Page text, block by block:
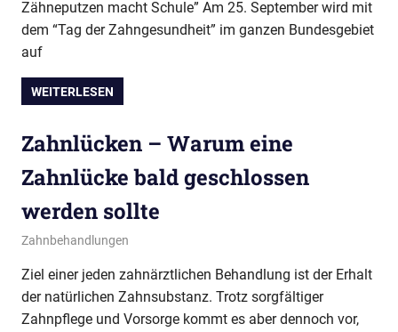
Zähneputzen macht Schule” Am 25. September wird mit
dem “Tag der Zahngesundheit” im ganzen Bundesgebiet
auf
WEITERLESEN
Zahnlücken – Warum eine
Zahnlücke bald geschlossen
werden sollte
30. Juli 2013
conamed
Zahnbehandlungen
Ziel einer jeden zahnärztlichen Behandlung ist der Erhalt
der natürlichen Zahnsubstanz. Trotz sorgfältiger
Zahnpflege und Vorsorge kommt es aber dennoch vor,